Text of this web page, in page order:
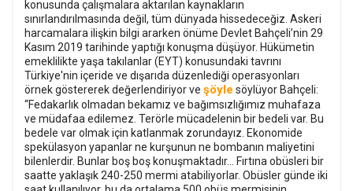
konusunda çalışmalara aktarılan kaynakların
sınırlandırılmasında değil, tüm dünyada hissedeceğiz. Askeri
harcamalara ilişkin bilgi ararken önüme Devlet Bahçeli’nin 29
Kasım 2019 tarihinde yaptığı konuşma düşüyor. Hükümetin
emeklilikte yaşa takılanlar (EYT) konusundaki tavrını
Türkiye'nin içeride ve dışarıda düzenlediği operasyonları
örnek göstererek değerlendiriyor ve şöyle söylüyor Bahçeli:
“Fedakarlık olmadan bekamız ve bağımsızlığımız muhafaza
ve müdafaa edilemez. Terörle mücadelenin bir bedeli var. Bu
bedele var olmak için katlanmak zorundayız. Ekonomide
spekülasyon yapanlar ne kurşunun ne bombanın maliyetini
bilenlerdir. Bunlar boş boş konuşmaktadır… Fırtına obüsleri bir
saatte yaklaşık 240-250 mermi atabiliyorlar. Obüsler günde iki